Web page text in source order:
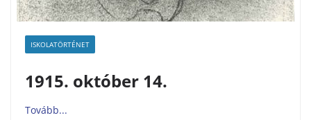
ISKOLATÖRTÉNET
1915. október 14.